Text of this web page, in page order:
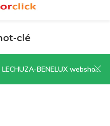
webshop | CLICK HERE NOW!
clé
par: